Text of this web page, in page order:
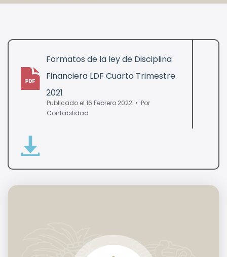
pdf
Formatos de la ley de Disciplina
Financiera LDF Cuarto Trimestre
2021
Publicado el 16 Febrero 2022
Por
Contabilidad